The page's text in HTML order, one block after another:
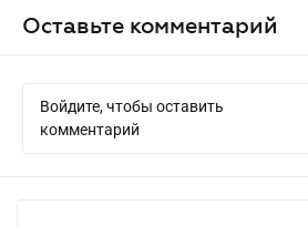
Оставьте комментарий
Войдите, чтобы оставить
комментарий